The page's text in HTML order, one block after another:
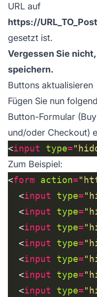
URL auf
https://
gesetzt ist.
Vergessen Sie
speichern.
Buttons aktualisieren
Fügen Sie nun
Button-Formular
und/oder Checkout)
<input type=
Zum Beispiel:
<form action=
  <
input type=
  <
input type=
  <
input type=
  <
input type=
  <
input type=
  <
input type=
  <
input type=